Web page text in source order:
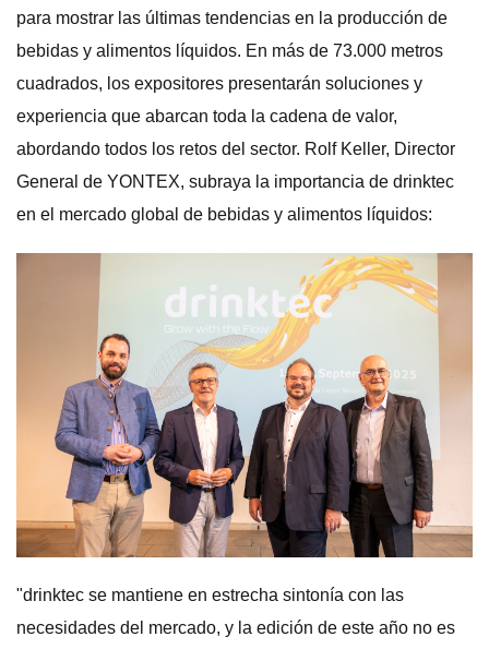
para mostrar las últimas tendencias en la producción de
bebidas y alimentos líquidos. En más de 73.000 metros
cuadrados, los expositores presentarán soluciones y
experiencia que abarcan toda la cadena de valor,
abordando todos los retos del sector. Rolf Keller, Director
General de YONTEX, subraya la importancia de drinktec
en el mercado global de bebidas y alimentos líquidos:
"drinktec se mantiene en estrecha sintonía con las
necesidades del mercado, y la edición de este año no es